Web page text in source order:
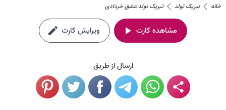
خانه
تبریک تولد تبریک تولد عشق خردادی
مشاهده کارت ویرایش کارت
ارسال از طریق